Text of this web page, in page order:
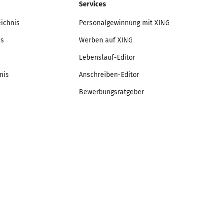
Services
Personalgewinnung mit XING
Werben auf XING
Lebenslauf-Editor
Anschreiben-Editor
Bewerbungsratgeber